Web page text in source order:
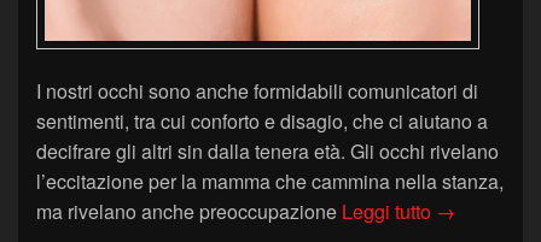
I nostri occhi sono anche formidabili comunicatori di
sentimenti, tra cui conforto e disagio, che ci aiutano a
decifrare gli altri sin dalla tenera età. Gli occhi rivelano
l’eccitazione per la mamma che cammina nella stanza,
ma rivelano anche preoccupazione Leggi tutto Il
→